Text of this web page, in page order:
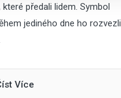
předali lidem. Symbol
jediného dne ho rozvezli
Více